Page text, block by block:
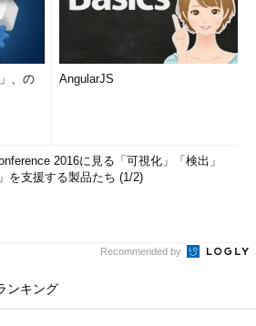
、の
AngularJS
2016に見る「可視化」「検出」
を支援する製品たち (1/2)
Recommended by
ンキング